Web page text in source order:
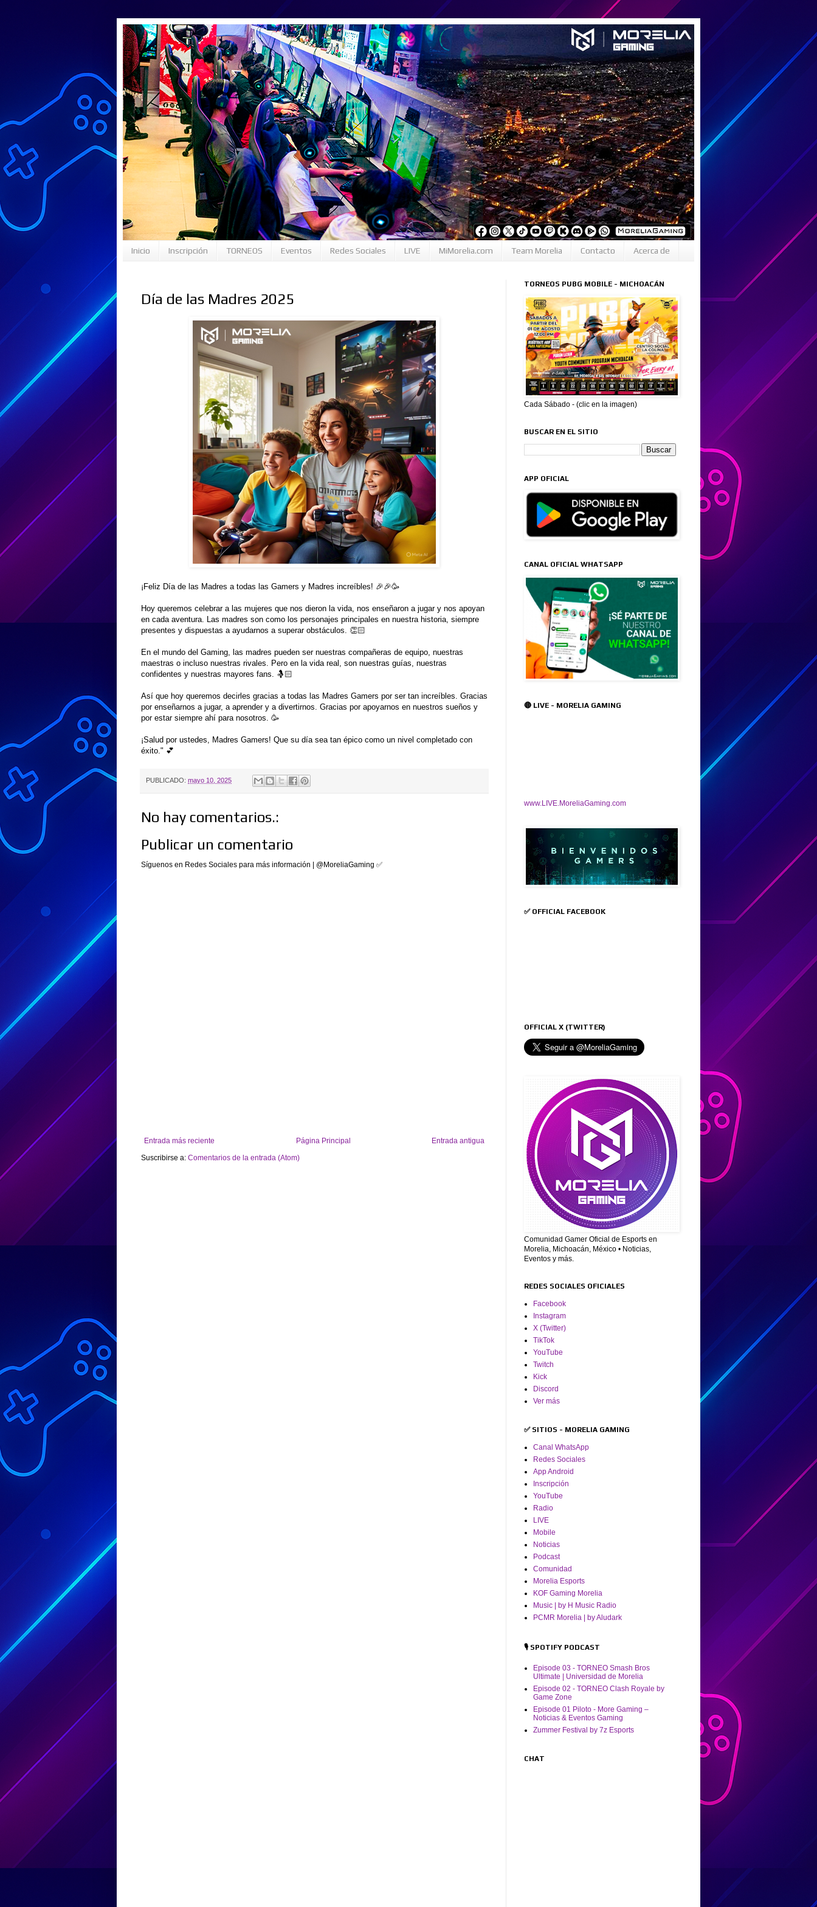
Inicio Inscripción TORNEOS Eventos Redes Sociales LIVE MiMorelia.com Team Morelia Contacto Acerca de
Día de las Madres 2025
¡Feliz Día de las Madres a todas las Gamers y Madres increíbles! 🎉🎉🥳
Hoy queremos celebrar a las mujeres que nos dieron la vida, nos enseñaron a jugar y nos apoyan
en cada aventura. Las madres son como los personajes principales en nuestra historia, siempre
presentes y dispuestas a ayudarnos a superar obstáculos. 👏🏻
En el mundo del Gaming, las madres pueden ser nuestras compañeras de equipo, nuestras
maestras o incluso nuestras rivales. Pero en la vida real, son nuestras guías, nuestras
confidentes y nuestras mayores fans. 🤱🏻
Así que hoy queremos decirles gracias a todas las Madres Gamers por ser tan increíbles. Gracias
por enseñarnos a jugar, a aprender y a divertirnos. Gracias por apoyarnos en nuestros sueños y
por estar siempre ahí para nosotros. 🥳
¡Salud por ustedes, Madres Gamers! Que su día sea tan épico como un nivel completado con
éxito." 💕
PUBLICADO: mayo 10, 2025
No hay comentarios.:
Publicar un comentario
Síguenos en Redes Sociales para más información | @MoreliaGaming ✅
Entrada más reciente Entrada antigua
Página Principal
Suscribirse a: Comentarios de la entrada (Atom)
TORNEOS PUBG MOBILE - MICHOACÁN
Cada Sábado - (clic en la imagen)
BUSCAR EN EL SITIO
APP OFICIAL
CANAL OFICIAL WHATSAPP
🔴 LIVE - MORELIA GAMING
www.LIVE.MoreliaGaming.com
✅ OFFICIAL FACEBOOK
OFFICIAL X (TWITTER)
Comunidad Gamer Oficial de Esports en
Morelia, Michoacán, México • Noticias,
Eventos y más.
REDES SOCIALES OFICIALES
Facebook
Instagram
X (Twitter)
TikTok
YouTube
Twitch
Kick
Discord
Ver más
✅ SITIOS - MORELIA GAMING
Canal WhatsApp
Redes Sociales
App Android
Inscripción
YouTube
Radio
LIVE
Mobile
Noticias
Podcast
Comunidad
Morelia Esports
KOF Gaming Morelia
Music | by H Music Radio
PCMR Morelia | by Aludark
🎙️ SPOTIFY PODCAST
Episode 03 - TORNEO Smash Bros
Ultimate | Universidad de Morelia
Episode 02 - TORNEO Clash Royale by
Game Zone
Episode 01 Piloto - More Gaming –
Noticias & Eventos Gaming
Zummer Festival by ‪7z Esports
CHAT